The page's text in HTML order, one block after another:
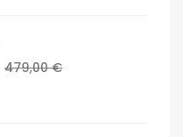
Prix
479,00 €